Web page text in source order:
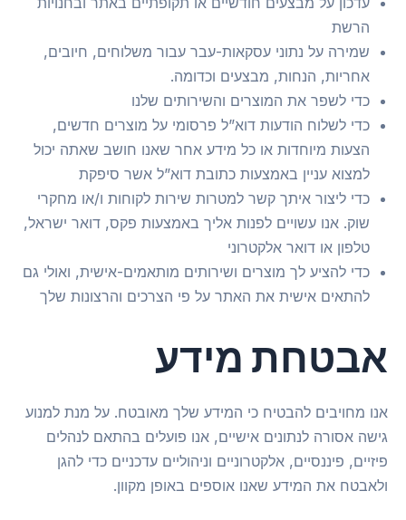
הרשת
שמירה על נתוני עסקאות-עבר עבור משלוחים, חיובים,
אחריות, הנחות, מבצעים וכדומה.
כדי לשפר את המוצרים והשירותים שלנו
כדי לשלוח הודעות דוא”ל פרסומי על מוצרים חדשים,
הצעות מיוחדות או כל מידע אחר שאנו חושב שאתה יכול
למצוא עניין באמצעות כתובת דוא”ל אשר סיפקת
כדי ליצור איתך קשר למטרות שירות לקוחות ו/או מחקרי
שוק. אנו עשויים לפנות אליך באמצעות פקס, דואר ישראל,
טלפון או דואר אלקטרוני
כדי להציע לך מוצרים ושירותים מותאמים-אישית, ואולי גם
להתאים אישית את האתר על פי הצרכים והרצונות שלך
אבטחת מידע
אנו מחויבים להבטיח כי המידע שלך מאובטח. על מנת למנוע
גישה אסורה לנתונים אישיים, אנו פועלים בהתאם לנהלים
פיזיים, פיננסיים, אלקטרוניים וניהוליים עדכניים כדי להגן
ולאבטח את המידע שאנו אוספים באופן מקוון.